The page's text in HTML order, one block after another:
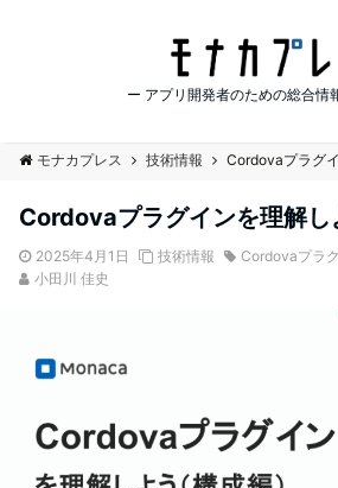
ー アプリ開発者のための総合情
モナカプレス 技術情報 Cordovaプラグ
Cordovaプラグインを理解し
2025年4月1日 技術情報 Cordovaプラ
小田川 佳史